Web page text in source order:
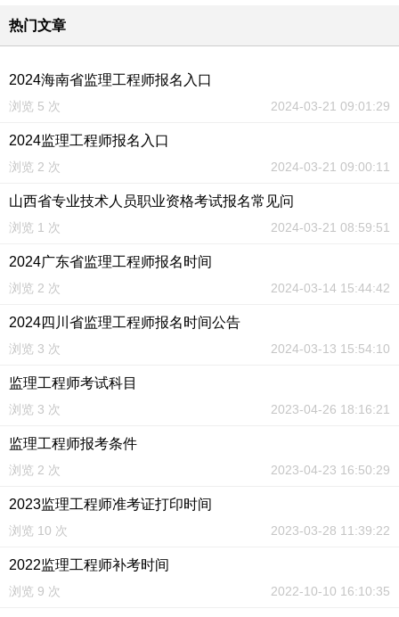
热门文章
2024海南省监理工程师报名入口
浏览 5 次 2024-03-21 09:01:29
2024监理工程师报名入口
浏览 2 次 2024-03-21 09:00:11
山西省专业技术人员职业资格考试报名常见问
浏览 1 次 2024-03-21 08:59:51
2024广东省监理工程师报名时间
浏览 2 次 2024-03-14 15:44:42
2024四川省监理工程师报名时间公告
浏览 3 次 2024-03-13 15:54:10
监理工程师考试科目
浏览 3 次 2023-04-26 18:16:21
监理工程师报考条件
浏览 2 次 2023-04-23 16:50:29
2023监理工程师准考证打印时间
浏览 10 次 2023-03-28 11:39:22
2022监理工程师补考时间
浏览 9 次 2022-10-10 16:10:35